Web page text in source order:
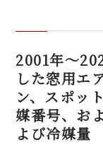
2001年～
した窓用エ
ン、スポッ
媒番号、お
よび冷媒量